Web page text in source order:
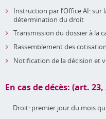
Instruction par l’Office AI: sur
détermination du droit
Transmission du dossier à la
Rassemblement des
Notification de la décision et
En cas de décès: (art. 23,
Droit: premier jour du mois